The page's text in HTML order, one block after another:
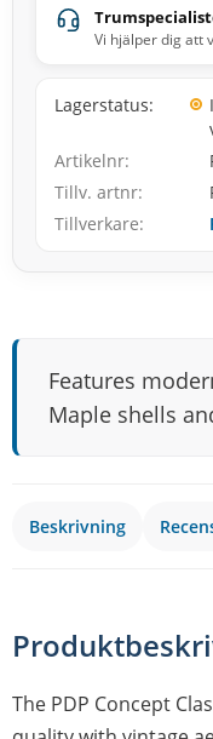
Vi hjälper dig att
Lagerstatus
Artikelnr
Tillv. artnr
Tillverkare
Features
Maple shells
Beskrivning
The PDP Concept